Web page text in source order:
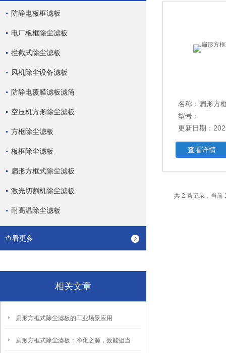
防静电板框滤板
电厂板框除尘滤板
拦截式除尘滤板
风机除尘设备滤板
防静电覆膜滤板滤筒
空压机方形除尘滤板
方框除尘滤板
板框除尘滤板
扁形方框式除尘滤板
激光切割机除尘滤板
耐高温除尘滤板
查看更多
相关文章
扁形方框式除尘滤板的工业场景应用
扁形方框式除尘滤板：净化之源，效能担当
名称：扁形方
型号：
更新日期：
查看详情
共 2 条记录，当